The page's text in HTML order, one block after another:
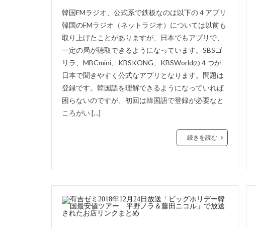
韓国FMラジオ、公式系で鉄板なのは以下の４アプリ
韓国のFMラジオ（ネットラジオ）については以前も
取り上げたことがありますが、日本でもアプリで、
一定の局が聴取できるようになっています。SBSゴ
リラ、MBCmini、KBSKONG、KBSWorldの４つが
日本で聞きやすく公式なアプリとなります。問題は
登録です。韓国語を理解できるようになっていれば
困らないのですが、初回は韓国語で登録が必要なと
ころがい […]
続きを読む